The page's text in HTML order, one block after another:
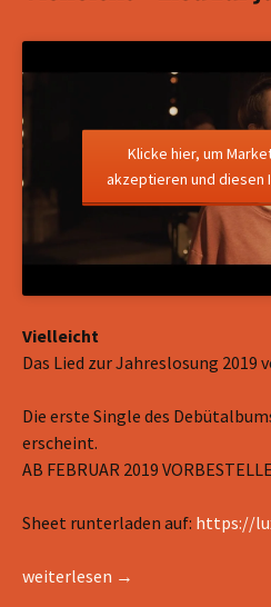
Klicke hier, um
akzeptieren und diesen
Vielleicht
Das Lied zur Jahreslosung 2019
Die erste Single des
erscheint.
AB FEBRUAR 2019
Sheet runterladen auf: https://
Vielleicht – Lied zur Jahreslosung
weiterlesen →